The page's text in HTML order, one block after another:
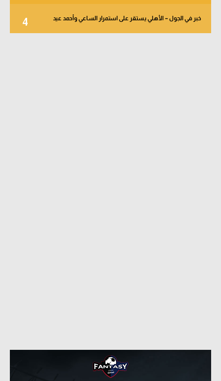
4 خبر في الجول – الأهلي يستقر على استمرار الساعي وأحمد عيد